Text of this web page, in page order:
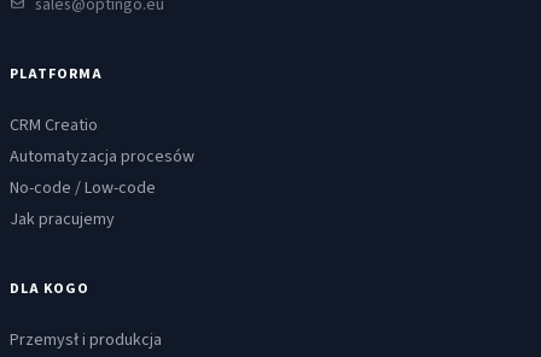
sales@optingo.eu
PLATFORMA
CRM Creatio
Automatyzacja procesów
No-code / Low-code
Jak pracujemy
DLA KOGO
Przemysł i produkcja